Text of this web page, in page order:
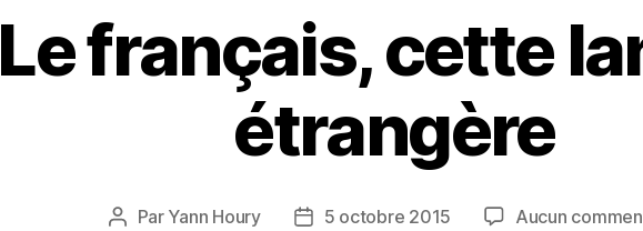
Le français, cette
étrangère
Auteur
Par Yann Houry
Date5 octobre 2015 Aucun